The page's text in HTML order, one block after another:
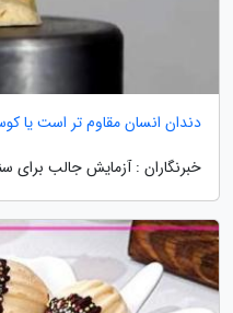
دندان انسان مقاوم تر است یا
خبرنگاران : آزمایش جالب